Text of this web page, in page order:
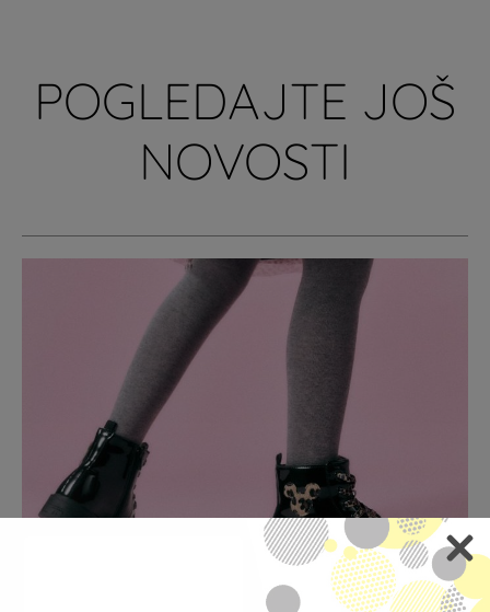
POGLEDAJTE JOŠ
NOVOSTI